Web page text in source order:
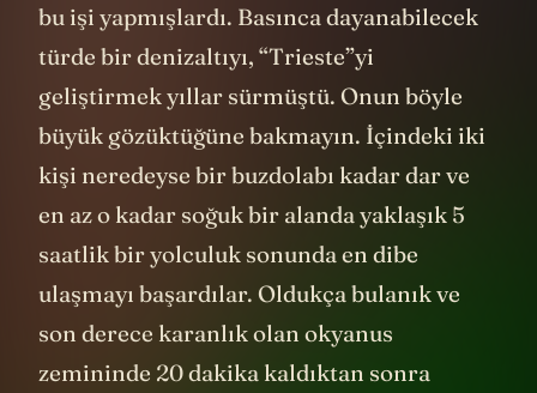
bu işi yapmışlardı. Basınca dayanabilecek
türde bir denizaltıyı, “Trieste”yi
geliştirmek yıllar sürmüştü. Onun böyle
büyük gözüktüğüne bakmayın. İçindeki iki
kişi neredeyse bir buzdolabı kadar dar ve
en az o kadar soğuk bir alanda yaklaşık 5
saatlik bir yolculuk sonunda en dibe
ulaşmayı başardılar. Oldukça bulanık ve
son derece karanlık olan okyanus
zemininde 20 dakika kaldıktan sonra